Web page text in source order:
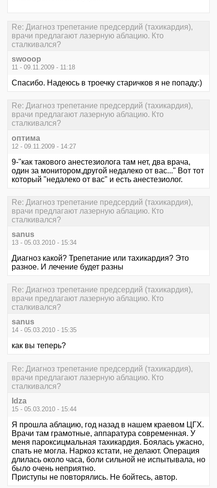
Re: Диагноз трепетание предсердий (тахикардия),
врачи предлагают лазерную аблацию. Кто
сталкивался?
swooop
11 - 09.11.2009 - 11:18
Спасибо. Надеюсь в троечку старичков я не попаду:)
Re: Диагноз трепетание предсердий (тахикардия),
врачи предлагают лазерную аблацию. Кто
сталкивался?
оптима
12 - 09.11.2009 - 14:27
9-"как такового анестезиолога там нет, два врача,
один за монитором,другой недалеко от вас..." Вот тот
который "недалеко от вас" и есть анестезиолог.
Re: Диагноз трепетание предсердий (тахикардия),
врачи предлагают лазерную аблацию. Кто
сталкивался?
sanus
13 - 05.03.2010 - 15:34
Диагноз какой? Трепетание или тахикардия? Это
разное. И лечение будет разны
Re: Диагноз трепетание предсердий (тахикардия),
врачи предлагают лазерную аблацию. Кто
сталкивался?
sanus
14 - 05.03.2010 - 15:35
как вы теперь?
Re: Диагноз трепетание предсердий (тахикардия),
врачи предлагают лазерную аблацию. Кто
сталкивался?
Idza
15 - 05.03.2010 - 15:44
Я прошла аблацию, год назад в нашем краевом ЦГХ.
Врачи там грамотные, аппаратура современная. У
меня пароксицмальная тахикардия. Боялась ужасно,
спать не могла. Наркоз кстати, не делают. Операция
длилась около часа, боли сильной не испытывала, но
было очень неприятно.
Приступы не повторялись. Не бойтесь, автор.